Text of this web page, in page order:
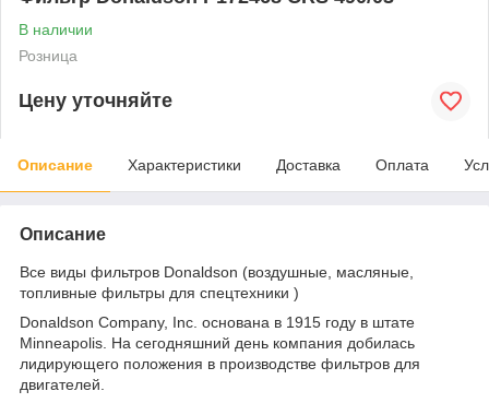
В наличии
Розница
Цену уточняйте
Описание Характеристики Доставка Оплата
Описание
Все виды фильтров Donaldson (воздушные, масляные,
топливные фильтры для спецтехники )
Donaldson Company, Inc. основана в 1915 году в штате
Minneapolis. На сегодняшний день компания добилась
лидирующего положения в производстве фильтров для
двигателей.